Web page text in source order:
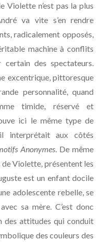
Violette n’est pas la plus
va vite s’en rendre
radicalement opposés,
machine à conflits
des spectateurs.
excentrique, pittoresque
personnalité, quand
timide, réservé et
ici le même type de
interprétait aux côtés
Anonymes. De même
Violette, présentent les
est un enfant docile
adolescente rebelle, se
sa mère. C’est donc
attitudes qui conduit
des couleurs des